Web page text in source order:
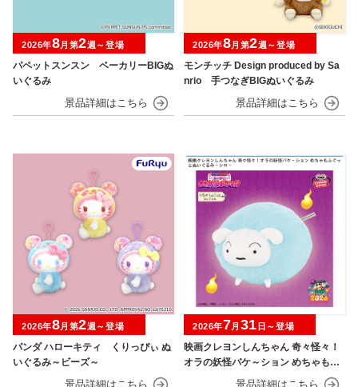
パペットスンスン ベーカリーBIGぬ
いぐるみ
2026年8月第2週～登場
モンチッチ Design produced by Sa
nrio 手つなぎBIGぬいぐるみ
2026年8月第2週～登場
パンダ ハローキティ くりっぴぃ ぬ
いぐるみ～ビーズ～
2026年8月第2週～登場
映画クレヨンしんちゃん 奇々怪々！
オラの妖怪バケ～ション めちゃもふ
ぐっとぬいぐるみ シロ
2026年7月 31 日～登場